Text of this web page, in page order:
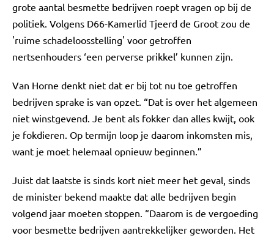
grote aantal besmette bedrijven roept vragen op bij de
politiek. Volgens D66-Kamerlid Tjeerd de Groot zou de
'ruime schadeloosstelling' voor getroffen
nertsenhouders ‘een perverse prikkel’ kunnen zijn.
Van Horne denkt niet dat er bij tot nu toe getroffen
bedrijven sprake is van opzet. “Dat is over het algemeen
niet winstgevend. Je bent als fokker dan alles kwijt, ook
je fokdieren. Op termijn loop je daarom inkomsten mis,
want je moet helemaal opnieuw beginnen.”
Juist dat laatste is sinds kort niet meer het geval, sinds
de minister bekend maakte dat alle bedrijven begin
volgend jaar moeten stoppen. “Daarom is de vergoeding
voor besmette bedrijven aantrekkelijker geworden. Het